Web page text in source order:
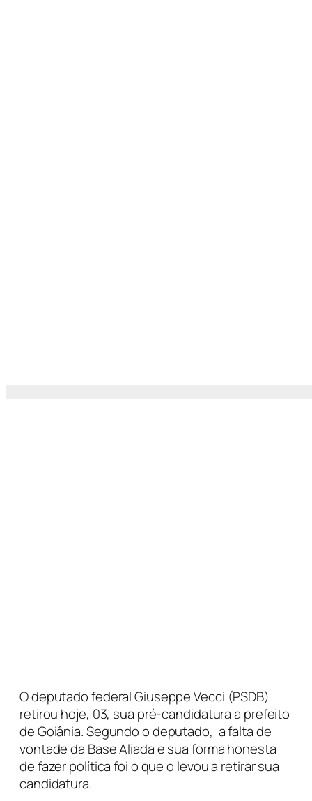
O deputado federal Giuseppe Vecci (PSDB)
retirou hoje, 03, sua pré-candidatura a prefeito
de Goiânia. Segundo o deputado, a falta de
vontade da Base Aliada e sua forma honesta
de fazer política foi o que o levou a retirar sua
candidatura.